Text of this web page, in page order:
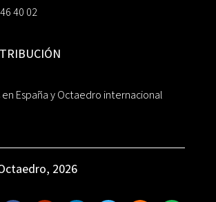
40 02
España y Octaedro internacional
2026